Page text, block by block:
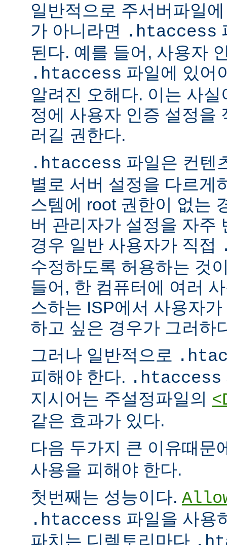
일반적으로 주서버파일
가 아니라면 .htaccess
된다. 예를 들어, 사용자
.htaccess 파일에 있어
알려진 오해다. 이는 사
정에 사용자 인증 설정을
러길 권한다.
.htaccess 파일은 컨텐
별로 서버 설정을 다르게
스템에 root 권한이 없는
버 관리자가 설정을 자주
경우 일반 사용자가 직접
수정하도록 허용하는 것
들어, 한 컴퓨터에 여러
스하는 ISP에서 사용자
하고 싶은 경우가 그러하
그러나 일반적으로
피해야 한다. .htaccess
지시어는 주설정파일의
같은 효과가 있다.
다음 두가지 큰 이유때문
사용을 피해야 한다.
첫번째는 성능이다.
.htaccess 파일을 사용
파치는 디렉토리마다